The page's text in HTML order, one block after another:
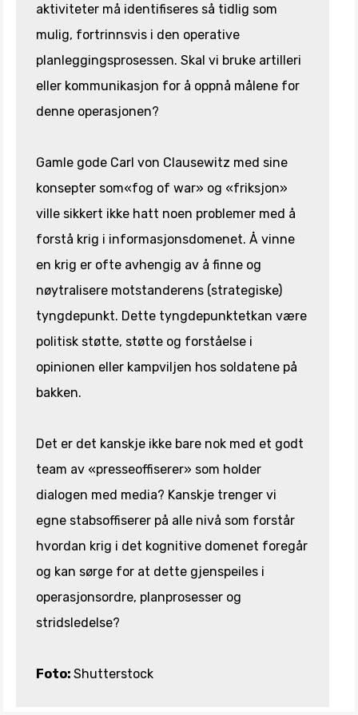
aktiviteter må identifiseres så tidlig som
mulig, fortrinnsvis i den operative
planleggingsprosessen. Skal vi bruke artilleri
eller kommunikasjon for å oppnå målene for
denne operasjonen?
Gamle gode Carl von Clausewitz med sine
konsepter som«fog of war» og «friksjon»
ville sikkert ikke hatt noen problemer med å
forstå krig i informasjonsdomenet. Å vinne
en krig er ofte avhengig av å finne og
nøytralisere motstanderens (strategiske)
tyngdepunkt. Dette tyngdepunktetkan være
politisk støtte, støtte og forståelse i
opinionen eller kampviljen hos soldatene på
bakken.
Det er det kanskje ikke bare nok med et godt
team av «presseoffiserer» som holder
dialogen med media? Kanskje trenger vi
egne stabsoffiserer på alle nivå som forstår
hvordan krig i det kognitive domenet foregår
og kan sørge for at dette gjenspeiles i
operasjonsordre, planprosesser og
stridsledelse?
Foto: Shutterstock